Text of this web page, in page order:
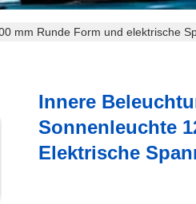
mm Runde Form und elektrische
Innere
Sonnenleuchte
Elektrische